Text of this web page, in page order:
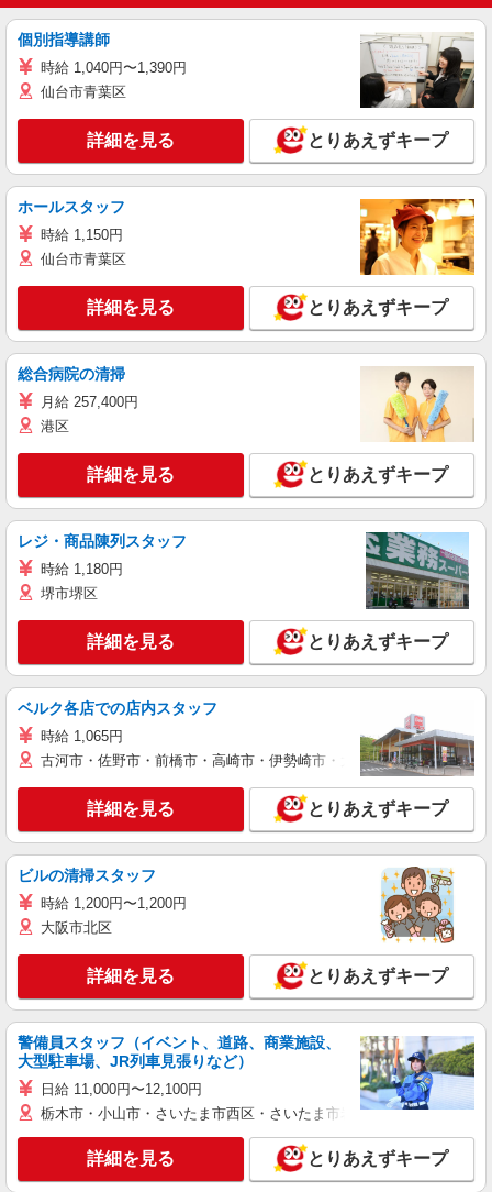
個別指導講師
時給 1,040円〜1,390円
仙台市青葉区
詳細を見る とりあえずキープ
ホールスタッフ
時給 1,150円
仙台市青葉区
詳細を見る とりあえずキープ
総合病院の清掃
月給 257,400円
港区
詳細を見る とりあえずキープ
レジ・商品陳列スタッフ
時給 1,180円
堺市堺区
詳細を見る とりあえずキープ
ベルク各店での店内スタッフ
時給 1,065円
古河市・佐野市・前橋市・高崎市・伊勢崎市・太田市・館林市・藤
詳細を見る とりあえずキープ
ビルの清掃スタッフ
時給 1,200円〜1,200円
大阪市北区
詳細を見る とりあえずキープ
警備員スタッフ（イベント、道路、商業施設、
大型駐車場、JR列車見張りなど）
日給 11,000円〜12,100円
栃木市・小山市・さいたま市西区・さいたま市岩槻区・久喜市・蓮田
詳細を見る とりあえずキープ